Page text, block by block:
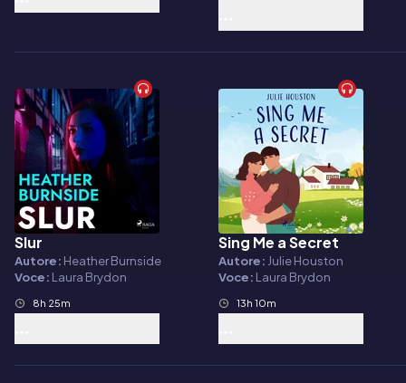
Audiolibro
Slur
Autore: Heather Burnside
Voce: Laura Brydon
8h 25m
Audiolibro
Sing Me a Secret
Autore: Julie Houston
Voce: Laura Brydon
13h 10m